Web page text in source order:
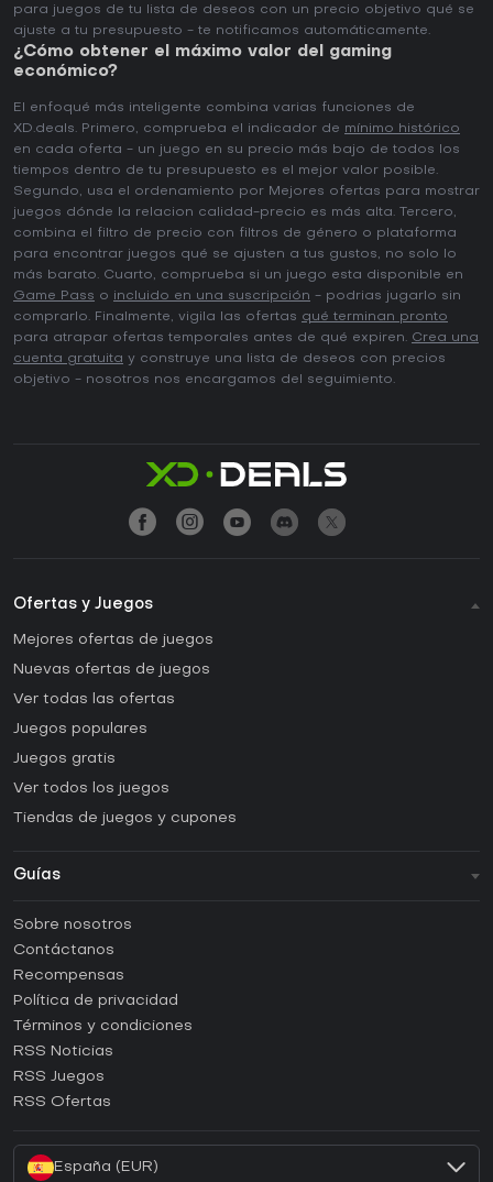
para juegos de tu lista de deseos con un precio objetivo qué se
ajuste a tu presupuesto - te notificamos automáticamente.
¿Cómo obtener el máximo valor del gaming
económico?
El enfoqué más inteligente combina varias funciones de
XD.deals. Primero, comprueba el indicador de mínimo histórico
en cada oferta - un juego en su precio más bajo de todos los
tiempos dentro de tu presupuesto es el mejor valor posible.
Segundo, usa el ordenamiento por Mejores ofertas para mostrar
juegos dónde la relacion calidad-precio es más alta. Tercero,
combina el filtro de precio con filtros de género o plataforma
para encontrar juegos qué se ajusten a tus gustos, no solo lo
más barato. Cuarto, comprueba si un juego esta disponible en
Game Pass o incluido en una suscripción - podrias jugarlo sin
comprarlo. Finalmente, vigila las ofertas qué terminan pronto
para atrapar ofertas temporales antes de qué expiren. Crea una
cuenta gratuita y construye una lista de deseos con precios
objetivo - nosotros nos encargamos del seguimiento.
Ofertas y Juegos
Mejores ofertas de juegos
Nuevas ofertas de juegos
Ver todas las ofertas
Juegos populares
Juegos gratis
Ver todos los juegos
Tiendas de juegos y cupones
Guías
Guías y tutoriales
¿Cómo activar una CD Key de Steam?
¿Cómo activar una CD Key de Epic Games?
¿Cómo activar una CD Key de GOG?
¿Cómo activar una CD Key de Ubisoft Connect?
¿Cómo activar una CD Key de EA App?
Sobre nosotros
Contáctanos
Recompensas
Política de privacidad
Términos y condiciones
RSS Noticias
RSS Juegos
RSS Ofertas
España (EUR)